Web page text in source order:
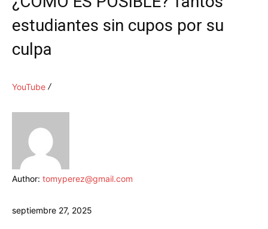
estudiantes sin cupos por su
culpa
YouTube
Author: tomyperez@gmail.com
septiembre 27, 2025